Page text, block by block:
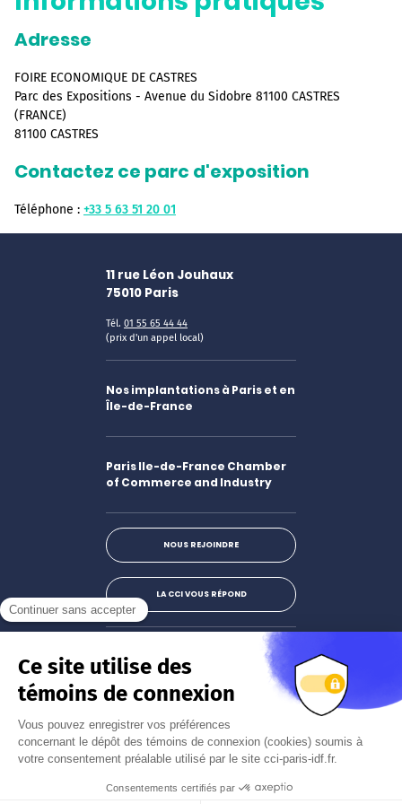
Adresse
FOIRE ECONOMIQUE DE CASTRES
Parc des Expositions - Avenue du Sidobre 81100 CASTRES
(FRANCE)
81100 CASTRES
Contactez ce parc d'exposition
Téléphone : +33 5 63 51 20 01
11 rue Léon Jouhaux
75010 Paris
Tél. 01 55 65 44 44
(prix d'un appel local)
Nos implantations à Paris et en
Île-de-France
Paris Ile-de-France Chamber
of Commerce and Industry
NOUS REJOINDRE
LA CCI VOUS RÉPOND
Instagram
S'abonner à la newsletter